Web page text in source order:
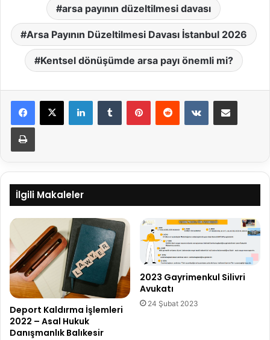
arsa payının düzeltilmesi davası
Arsa Payının Düzeltilmesi Davası İstanbul 2026
Kentsel dönüşümde arsa payı önemli mi?
LinkedInTumblr PinterestReddit VKontakteE-Posta ile paylaş
Yazdır
İlgili Makaleler
Deport Kaldırma İşlemleri
2022 – Asal Hukuk
Danışmanlık Balıkesir
2023 Gayrimenkul Silivri
Avukatı
24 Şubat 2023